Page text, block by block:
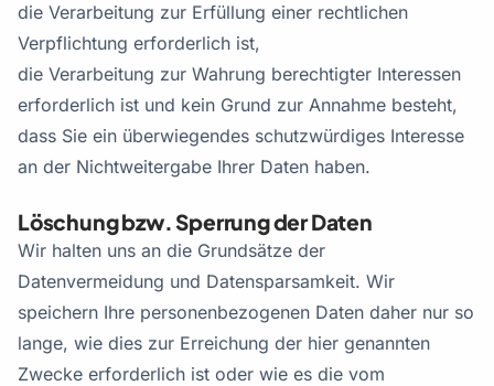
die Verarbeitung zur Erfüllung einer rechtlichen
Verpflichtung erforderlich ist,
die Verarbeitung zur Wahrung berechtigter Interessen
erforderlich ist und kein Grund zur Annahme besteht,
dass Sie ein überwiegendes schutzwürdiges Interesse
an der Nichtweitergabe Ihrer Daten haben.
Löschung bzw. Sperrung der Daten
Wir halten uns an die Grundsätze der
Datenvermeidung und Datensparsamkeit. Wir
speichern Ihre personenbezogenen Daten daher nur so
lange, wie dies zur Erreichung der hier genannten
Zwecke erforderlich ist oder wie es die vom